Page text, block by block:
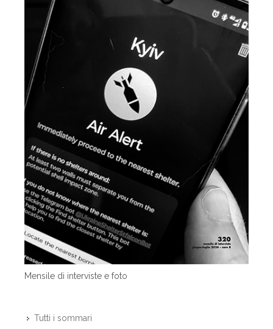
Mensile di interviste e foto
Tutti i sommari